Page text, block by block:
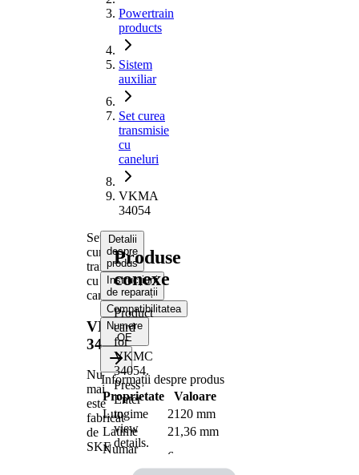
Powertrain
products
Sistem
auxiliar
Set curea
transmisie
cu
caneluri
VKMA
34054
Set
curea
transmisie
cu
caneluri
VKMA
34054
Nu
mai
este
fabricat
de
SKF
Detalii
despre
produs
Instrucțiuni
de reparații
Compatibilitatea
Numere
OE
Informații despre produs
Proprietate
Valoare
Lungime
2120 mm
Latime
21,36 mm
Numar
6
Produse
conexe
Product
card
for
VKMC
34054.
Press
Enter
to
view
details.